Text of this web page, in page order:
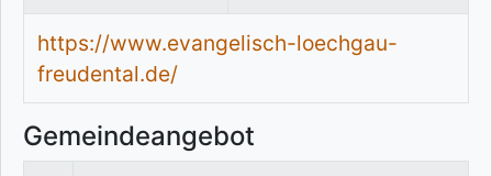
https://www.evangelisch-loechgau-
freudental.de/
Gemeindeangebot